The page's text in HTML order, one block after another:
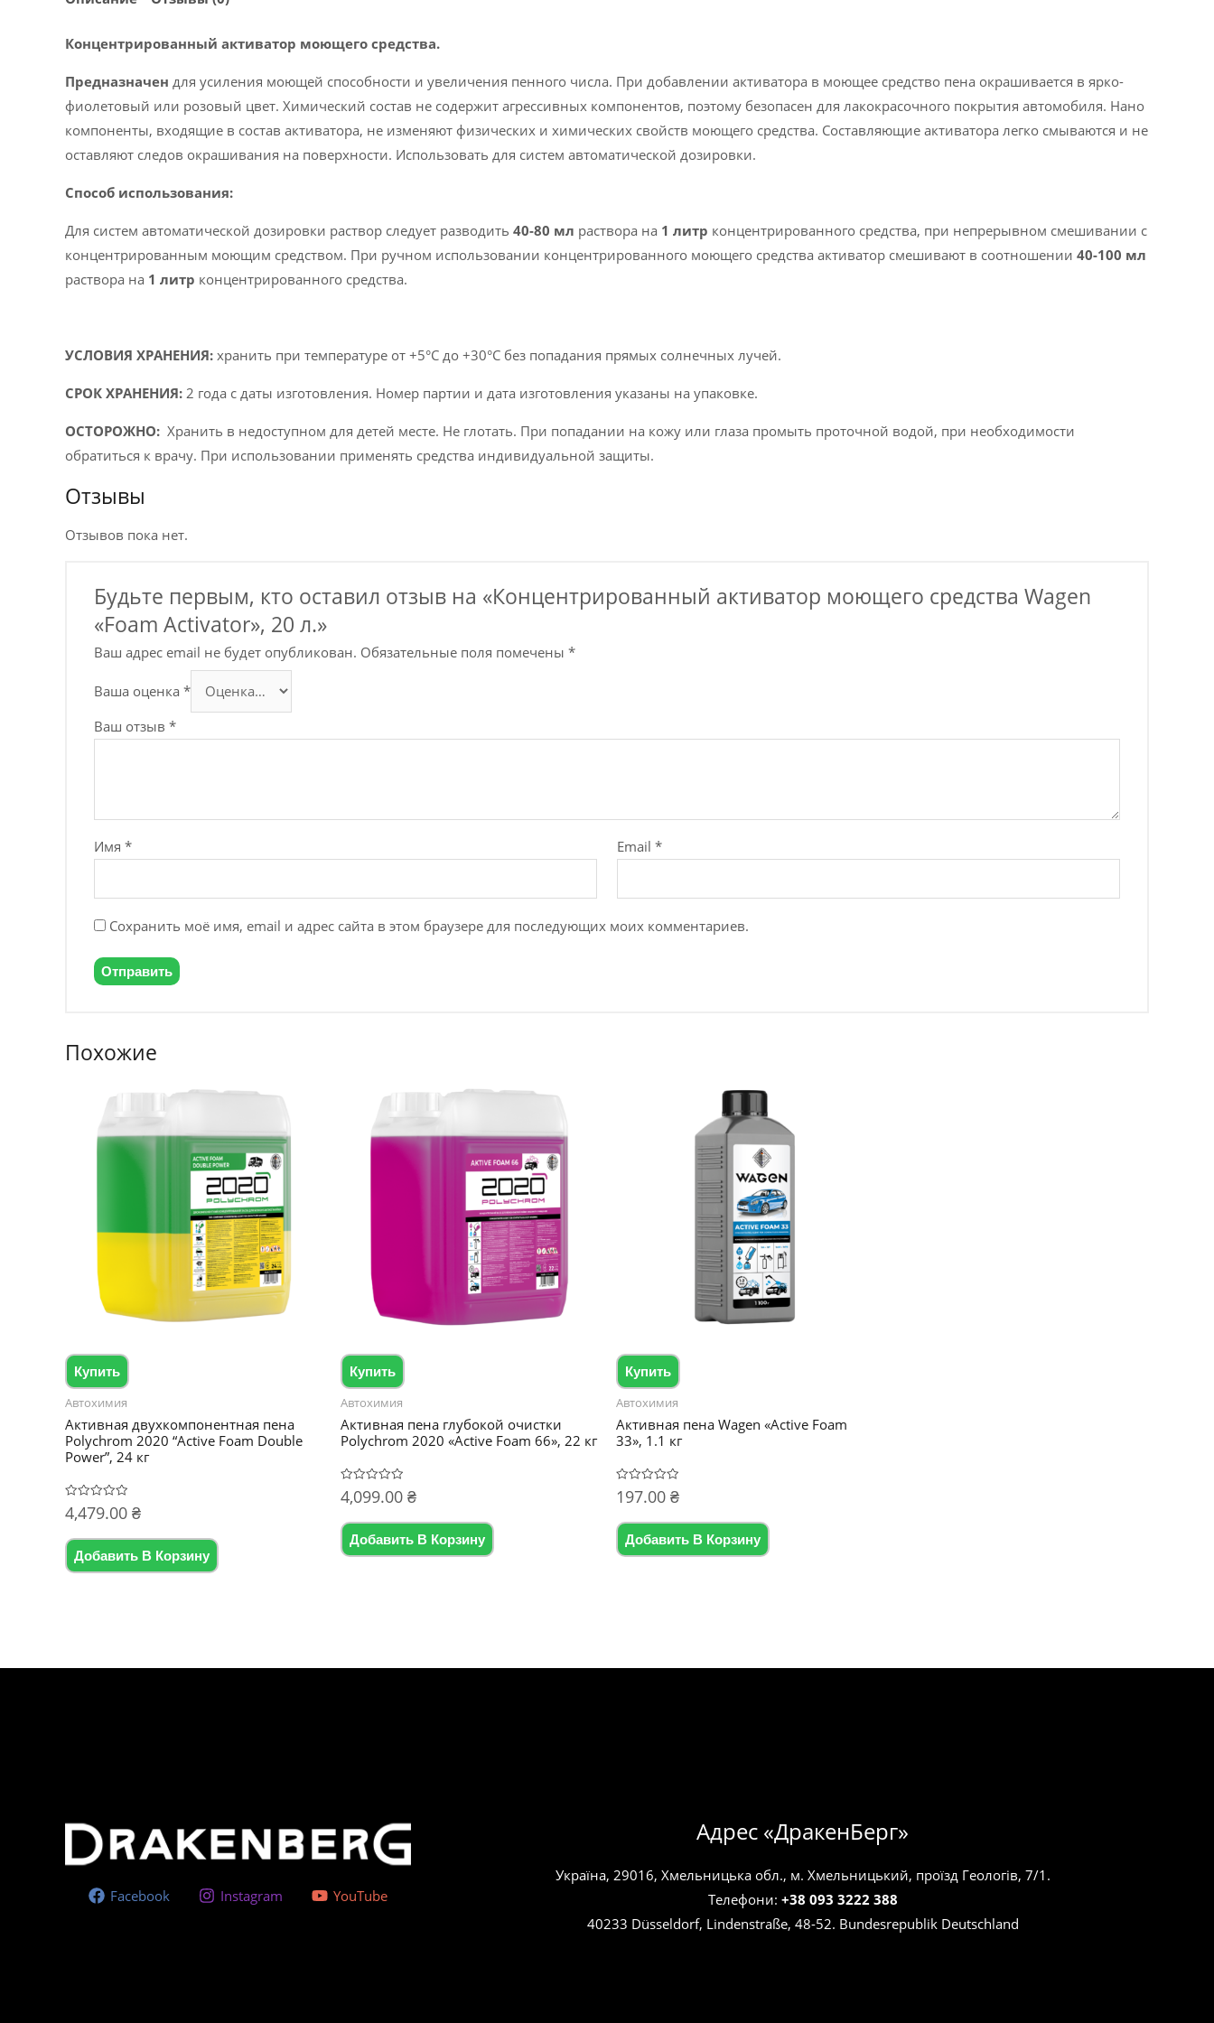
Концентрированный активатор моющего средства.
Предназначен для усиления моющей способности и увеличения пенного числа. При добавлении активатора в моющее средство пена окрашивается в ярко-
фиолетовый или розовый цвет. Химический состав не содержит агрессивных компонентов, поэтому безопасен для лакокрасочного покрытия автомобиля. Нано
компоненты, входящие в состав активатора, не изменяют физических и химических свойств моющего средства. Составляющие активатора легко смываются и не
оставляют следов окрашивания на поверхности. Использовать для систем автоматической дозировки.
Способ использования:
Для систем автоматической дозировки раствор следует разводить 40-80 мл раствора на 1 литр концентрированного средства, при непрерывном смешивании с
концентрированным моющим средством. При ручном использовании концентрированного моющего средства активатор смешивают в соотношении 40-100 мл
раствора на 1 литр концентрированного средства.
УСЛОВИЯ ХРАНЕНИЯ: хранить при температуре от +5°C до +30°C без попадания прямых солнечных лучей.
СРОК ХРАНЕНИЯ: 2 года с даты изготовления. Номер партии и дата изготовления указаны на упаковке.
ОСТОРОЖНО: Хранить в недоступном для детей месте. Не глотать. При попадании на кожу или глаза промыть проточной водой, при необходимости
обратиться к врачу. При использовании применять средства индивидуальной защиты.
Отзывы
Отзывов пока нет.
Будьте первым, кто оставил отзыв на «Концентрированный активатор моющего средства Wagen
«Foam Activator», 20 л.»
Ваш адрес email не будет опубликован. Обязательные поля помечены *
Ваша оценка *
Ваш отзыв *
Имя * Email*
Сохранить моё имя, email и адрес сайта в этом браузере для последующих моих комментариев.
Похожие
Купить
Автохимия
Активная двухкомпонентная пена
Polychrom 2020 “Active Foam Double
Power”, 24 кг
Оценка
0
5
4,479.00 ₴
Добавить В Корзину
Купить
Автохимия
Активная пена глубокой очистки
Polychrom 2020 «Active Foam 66», 22 кг
Оценка
0
5
4,099.00 ₴
Добавить В Корзину
Купить
Автохимия
Активная пена Wagen «Active Foam
33», 1.1 кг
Оценка
0
5
197.00 ₴
Добавить В Корзину
Facebook Instagram YouTube
Адрес «ДракенБерг»
Україна, 29016, Хмельницька обл., м. Хмельницький, проїзд Геологів, 7/1.
Телефони: +38 093 3222 388
40233 Düsseldorf, Lindenstraße, 48-52. Bundesrepublik Deutschland